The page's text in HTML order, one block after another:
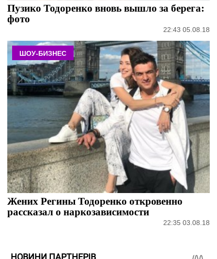
Пузико Тодоренко вновь вышло за берега:
фото
22:43 05.08.18
ШОУ-БИЗНЕС
Жених Регины Тодоренко откровенно
рассказал о наркозависимости
22:35 03.08.18
НОВИНИ ПАРТНЕРІВ